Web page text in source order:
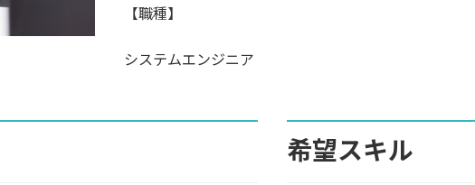
【職種】
システムエンジニア
希望スキル